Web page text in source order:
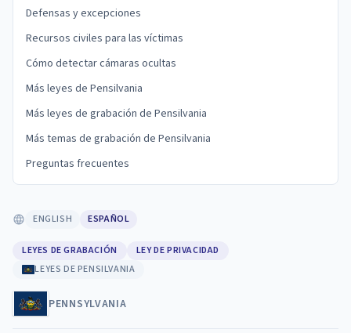
Defensas y excepciones
Recursos civiles para las víctimas
Cómo detectar cámaras ocultas
Más leyes de Pensilvania
Más leyes de grabación de Pensilvania
Más temas de grabación de Pensilvania
Preguntas frecuentes
ENGLISH ESPAÑOL
LEYES DE GRABACIÓN
LEY DE PRIVACIDAD
LEYES DE PENSILVANIA
PENNSYLVANIA